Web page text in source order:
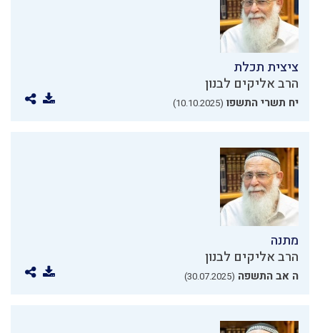
ציצית תכלת
הרב אליקים לבנון
יח תשרי התשפו (10.10.2025)
מתנה
הרב אליקים לבנון
ה אב התשפה (30.07.2025)